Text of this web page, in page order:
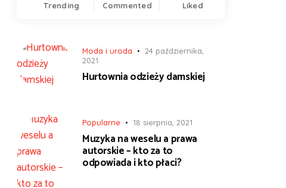
Trending Commented Liked
Moda i uroda
24 października,
2021
Hurtownia odzieży damskiej
Popularne 18 sierpnia, 2021
Muzyka na weselu a prawa
autorskie – kto za to
odpowiada i kto płaci?